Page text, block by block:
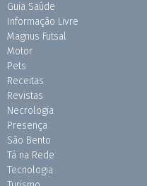
Guia Saúde
Informação Livre
Magnus Futsal
Motor
Pets
Receitas
Revistas
Necrologia
Presença
São Bento
Tá na Rede
Tecnologia